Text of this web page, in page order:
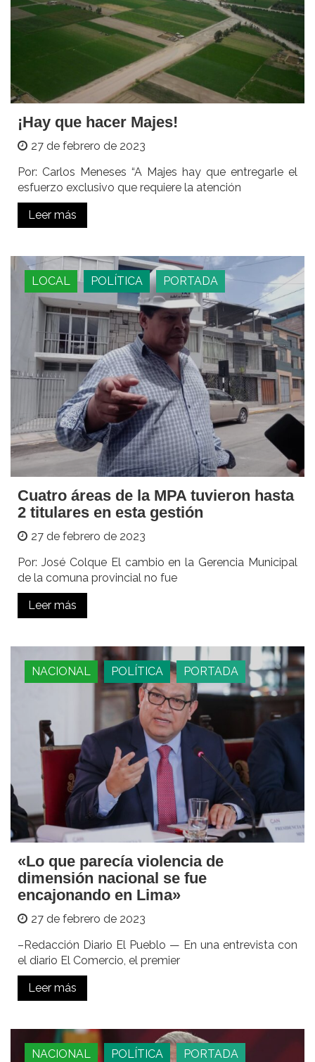
¡Hay que hacer Majes!
27 de febrero de 2023
Por: Carlos Meneses “A Majes hay que entregarle el
esfuerzo exclusivo que requiere la atención
Leer más
LOCAL POLÍTICA PORTADA
Cuatro áreas de la MPA tuvieron hasta
2 titulares en esta gestión
27 de febrero de 2023
Por: José Colque El cambio en la Gerencia Municipal
de la comuna provincial no fue
Leer más
NACIONAL POLÍTICA PORTADA
«Lo que parecía violencia de
dimensión nacional se fue
encajonando en Lima»
27 de febrero de 2023
–Redacción Diario El Pueblo — En una entrevista con
el diario El Comercio, el premier
Leer más
NACIONAL POLÍTICA PORTADA